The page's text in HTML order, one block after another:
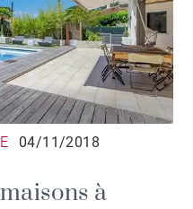
04/11/2018
à